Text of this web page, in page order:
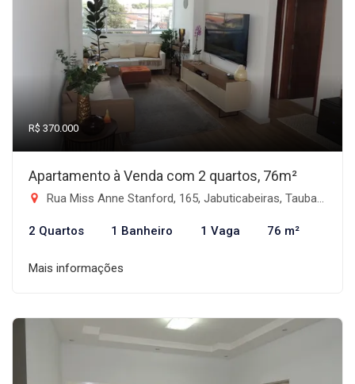
R$ 370.000
Apartamento à Venda com 2 quartos, 76m²
Rua Miss Anne Stanford, 165, Jabuticabeiras, Taubaté/SP - Vila das Jabuticabeiras, Taubaté-SP
2 Quartos 1 Banheiro 1 Vaga 76 m²
Mais informações